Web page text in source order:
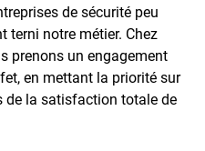
de sécurité peu
terni notre métier. Chez
prenons un engagement
en mettant la priorité sur
de la satisfaction totale de